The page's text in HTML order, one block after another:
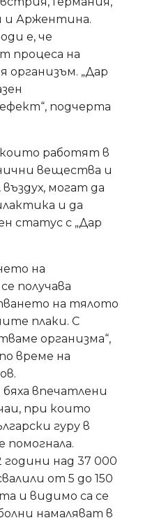
и Аржентина.
е, че
процеса на
организъм. „Дар
подчерта
които работят в
вещества и
могат да
и да
статус с „Дар
на
получава
на тялото
плаки. С
организма“,
време на
впечатлени
при които
гуру в
над 37 000
от 5 до 150
и видимо са се
намаляват в